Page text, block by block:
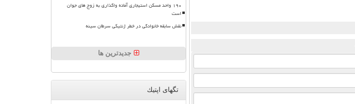
۱۹۰ واحد مسکن استیجاری آماده واگذاری به زوج های جوان
است
نقش سابقه خانوادگی در خطر ژنتیکی سرطان سینه
جدیدترین ها
تگهای اپتیك